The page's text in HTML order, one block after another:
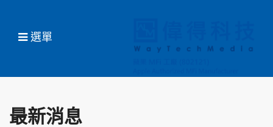
選單
最新消息